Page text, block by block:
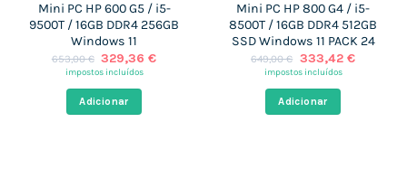
Mini PC HP 600 G5 / i5-
9500T / 16GB DDR4 256GB
Windows 11
653,00€ O
preço
era:
653,00 €.
329,36€O
impostos incluídos
Adicionar
Mini PC HP 800 G4 / i5-
8500T / 16GB DDR4 512GB
SSD Windows 11 PACK 24
649,00€ O
preço
era:
649,00 €.
333,42 €O
impostos incluídos
Adicionar